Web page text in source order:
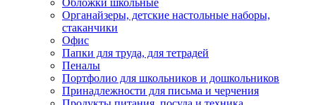
Органайзеры, детские настольные наборы,
стаканчики
Офис
Папки для труда, для тетрадей
Пеналы
Портфолио для школьников и дошкольников
Принадлежности для письма и черчения